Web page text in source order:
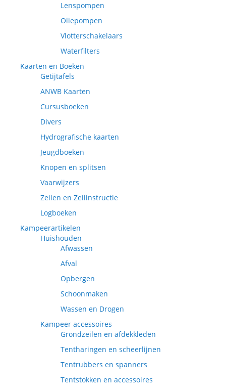
Lenspompen
Oliepompen
Vlotterschakelaars
Waterfilters
Kaarten en Boeken
Getijtafels
ANWB Kaarten
Cursusboeken
Divers
Hydrografische kaarten
Jeugdboeken
Knopen en splitsen
Vaarwijzers
Zeilen en Zeilinstructie
Logboeken
Kampeerartikelen
Huishouden
Afwassen
Afval
Opbergen
Schoonmaken
Wassen en Drogen
Kampeer accessoires
Grondzeilen en afdekkleden
Tentharingen en scheerlijnen
Tentrubbers en spanners
Tentstokken en accessoires